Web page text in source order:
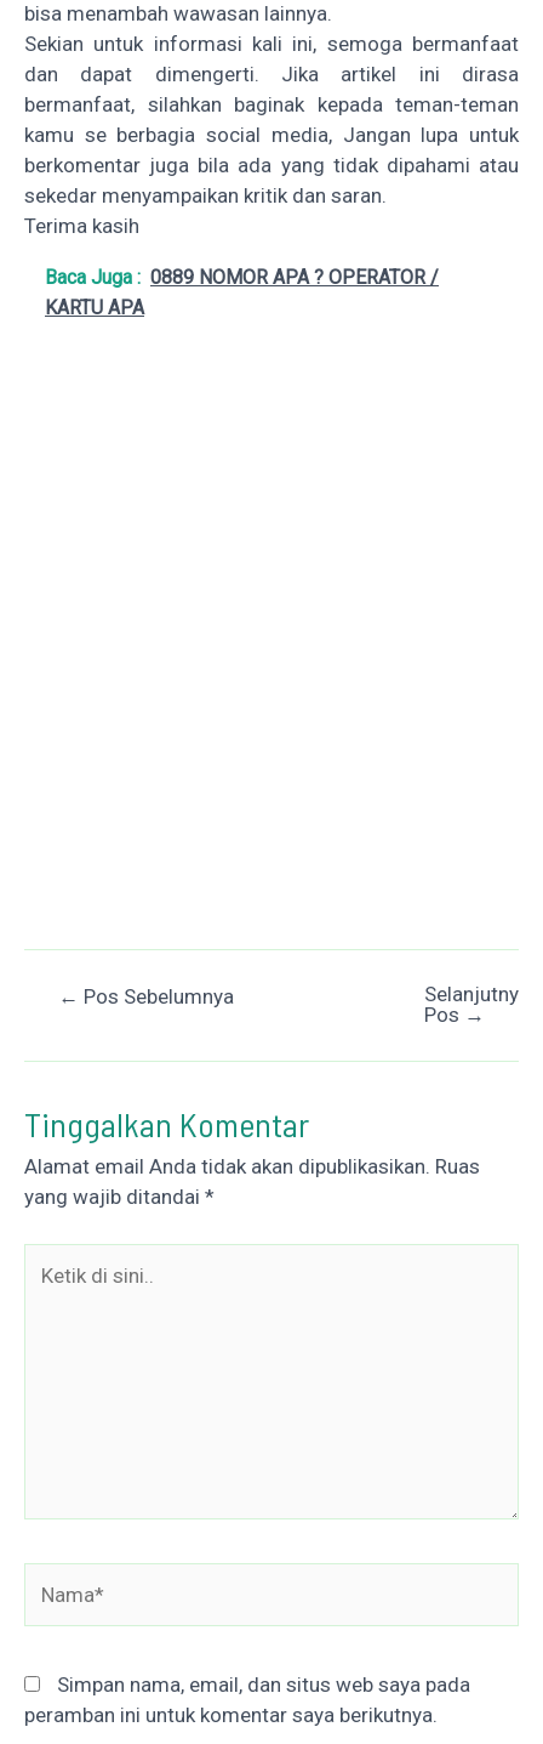
bisa menambah wawasan lainnya.
Sekian untuk informasi kali ini, semoga bermanfaat
dan dapat dimengerti. Jika artikel ini dirasa
bermanfaat, silahkan baginak kepada teman-teman
kamu se berbagia social media, Jangan lupa untuk
berkomentar juga bila ada yang tidak dipahami atau
sekedar menyampaikan kritik dan saran.
Terima kasih
Baca Juga : 0889 NOMOR APA ? OPERATOR /
KARTU APA
Post← Pos Sebelumnya
Selanjutnya
Pos →
Tinggalkan Komentar
Alamat email Anda tidak akan dipublikasikan. Ruas
yang wajib ditandai *
Simpan nama, email, dan situs web saya pada
peramban ini untuk komentar saya berikutnya.